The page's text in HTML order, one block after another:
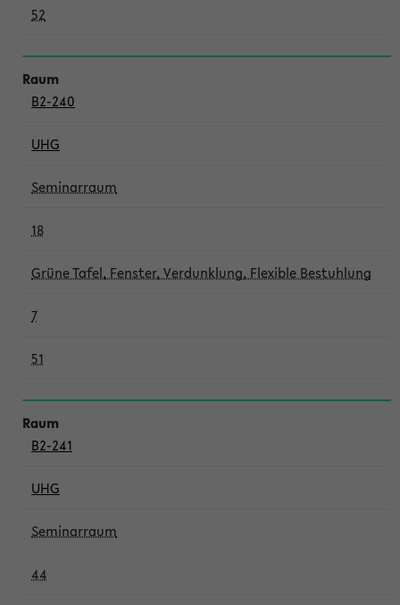
52
B2-240
UHG
Seminarraum
18
Grüne Tafel, Fenster, Verdunklung, Flexible Bestuhlung
7
51
B2-241
UHG
Seminarraum
44